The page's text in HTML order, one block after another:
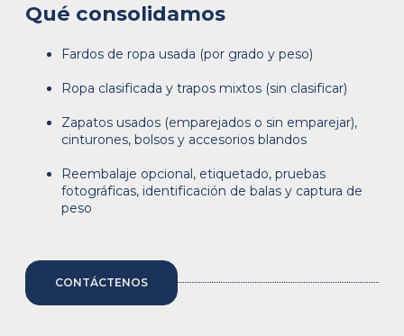
Qué consolidamos
Fardos de ropa usada (por grado y peso)
Ropa clasificada y trapos mixtos (sin clasificar)
Zapatos usados (emparejados o sin emparejar),
cinturones, bolsos y accesorios blandos
Reembalaje opcional, etiquetado, pruebas
fotográficas, identificación de balas y captura de
peso
CONTÁCTENOS